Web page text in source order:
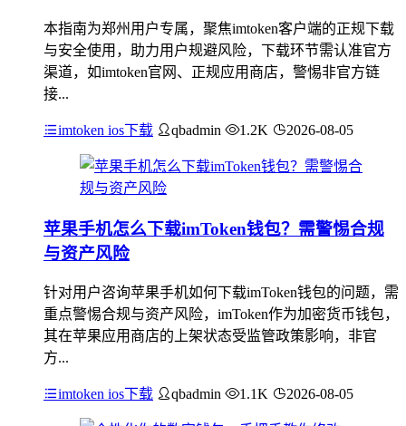
本指南为郑州用户专属，聚焦imtoken客户端的正规下载
与安全使用，助力用户规避风险，下载环节需认准官方
渠道，如imtoken官网、正规应用商店，警惕非官方链
接...
imtoken ios下载 qbadmin 1.2K 2026-08-05
苹果手机怎么下载imToken钱包？需警惕合规
与资产风险
针对用户咨询苹果手机如何下载imToken钱包的问题，需
重点警惕合规与资产风险，imToken作为加密货币钱包，
其在苹果应用商店的上架状态受监管政策影响，非官
方...
imtoken ios下载 qbadmin 1.1K 2026-08-05